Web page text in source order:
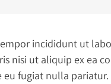
incididunt ut
nisi ut aliquip ex ea
fugiat nulla pariatur.